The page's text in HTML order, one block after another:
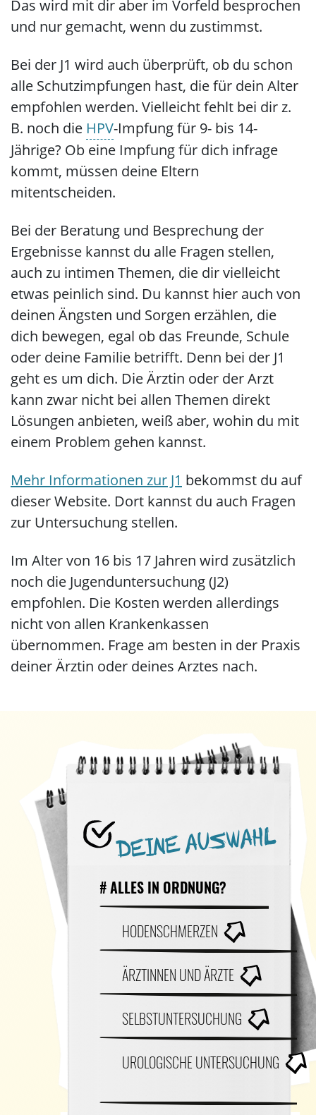
Das wird mit dir aber im Vorfeld besprochen
und nur gemacht, wenn du zustimmst.
Bei der J1 wird auch überprüft, ob du schon
alle Schutzimpfungen hast, die für dein Alter
empfohlen werden. Vielleicht fehlt bei dir z.
B. noch die HPV-Impfung für 9- bis 14-
Jährige? Ob eine Impfung für dich infrage
kommt, müssen deine Eltern
mitentscheiden.
Bei der Beratung und Besprechung der
Ergebnisse kannst du alle Fragen stellen,
auch zu intimen Themen, die dir vielleicht
etwas peinlich sind. Du kannst hier auch von
deinen Ängsten und Sorgen erzählen, die
dich bewegen, egal ob das Freunde, Schule
oder deine Familie betrifft. Denn bei der J1
geht es um dich. Die Ärztin oder der Arzt
kann zwar nicht bei allen Themen direkt
Lösungen anbieten, weiß aber, wohin du mit
einem Problem gehen kannst.
Mehr Informationen zur J1 bekommst du auf
dieser Website. Dort kannst du auch Fragen
zur Untersuchung stellen.
Im Alter von 16 bis 17 Jahren wird zusätzlich
noch die Jugenduntersuchung (J2)
empfohlen. Die Kosten werden allerdings
nicht von allen Krankenkassen
übernommen. Frage am besten in der Praxis
deiner Ärztin oder deines Arztes nach.
DEINE AUSWAHL
# ALLES IN ORDNUNG?
HODENSCHMERZEN
ÄRZTINNEN UND ÄRZTE
SELBSTUNTERSUCHUNG
UROLOGISCHE UNTERSUCHUNG